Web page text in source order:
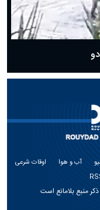
آب و هوا
اوقات شرعی
منبع بلامانع است